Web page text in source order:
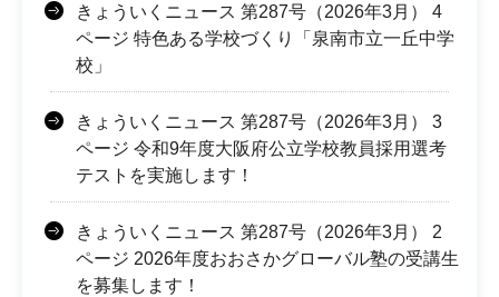
きょういくニュース 第287号（2026年3月） 4
ページ 特色ある学校づくり「泉南市立一丘中学
校」
きょういくニュース 第287号（2026年3月） 3
ページ 令和9年度大阪府公立学校教員採用選考
テストを実施します！
きょういくニュース 第287号（2026年3月） 2
ページ 2026年度おおさかグローバル塾の受講生
を募集します！